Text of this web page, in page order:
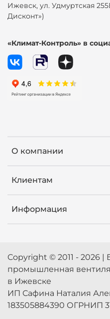
О компании
Клиентам
Информация
Ижевск, ул. Удмуртская
Дисконт»)
«Климат-Контроль» в
Copyright © 2011 - 2026 |
промышленная
в Ижевске
ИП Сафина Наталия
183505884390 ОГРНИП